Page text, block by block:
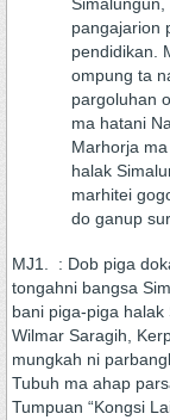
pangajarion
pendidikan.
ompung ta
pargoluhan
ma hatani
Marhorja
halak
marhitei
do ganup
MJ1. : Dob piga
tongahni bangsa
bani piga-piga halak
Wilmar Saragih,
mungkah ni
Tubuh ma ahap
Tumpuan “Kongsi